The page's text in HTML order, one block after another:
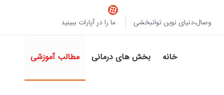
وصال،دنیای نوین توانبخشی ما را در آپارات ببینید
خانه بخش های درمانی مطالب آموزشی